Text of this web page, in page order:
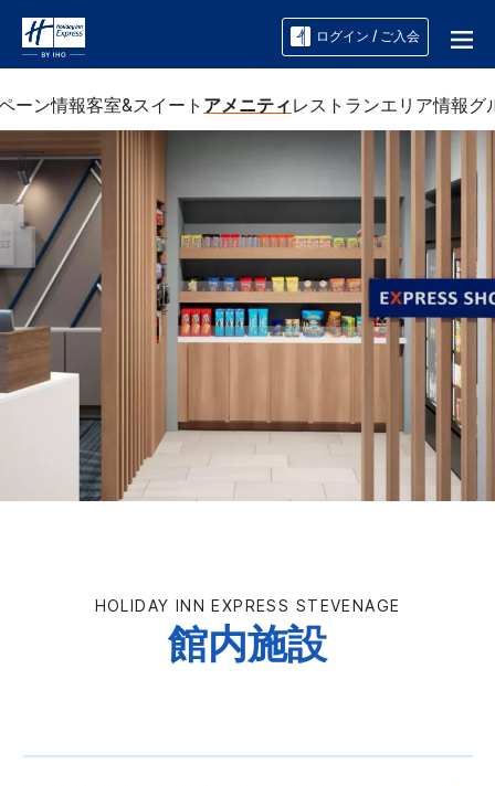
ログイン / ご入会
ーン情報客室&スイート アメニティ レストランエリア情報グ
HOLIDAY INN EXPRESS STEVENAGE
館内施設